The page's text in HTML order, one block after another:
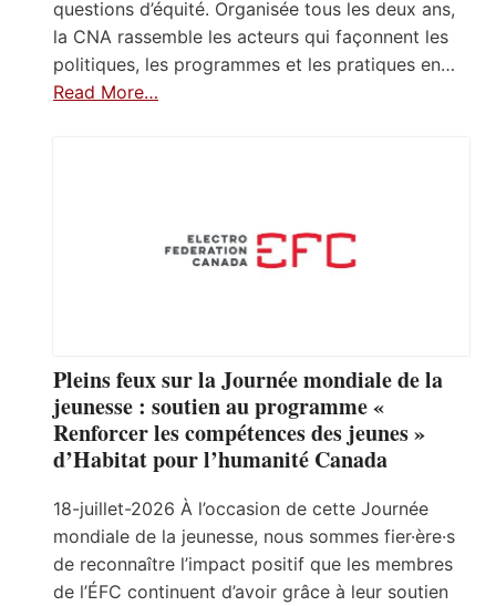
questions d’équité. Organisée tous les deux ans,
la CNA rassemble les acteurs qui façonnent les
politiques, les programmes et les pratiques en…
Read More…
Pleins feux sur la Journée mondiale de la
jeunesse : soutien au programme «
Renforcer les compétences des jeunes »
d’Habitat pour l’humanité Canada
18-juillet-2026 À l’occasion de cette Journée
mondiale de la jeunesse, nous sommes fier·ère·s
de reconnaître l’impact positif que les membres
de l’ÉFC continuent d’avoir grâce à leur soutien